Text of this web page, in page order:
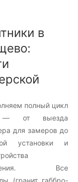
в
полный цикл
— от выезда
для замеров до
установки и
Все